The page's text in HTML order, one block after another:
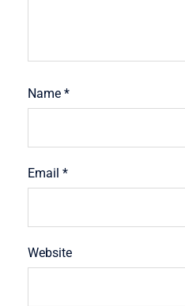
Name *
Email *
Website